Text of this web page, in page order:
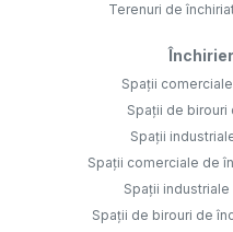
Terenuri de
Spații
Spații de birouri
Spații
Spații comerciale de
Spații
Spații de birouri de